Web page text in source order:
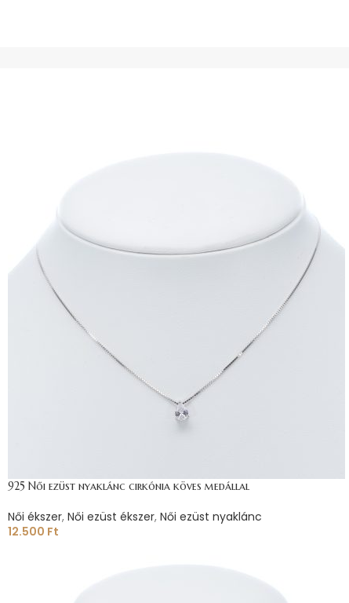
925 Női ezüst nyaklánc cirkónia köves medállal
Női ékszer, Női ezüst ékszer, Női ezüst nyaklánc
12.500 Ft